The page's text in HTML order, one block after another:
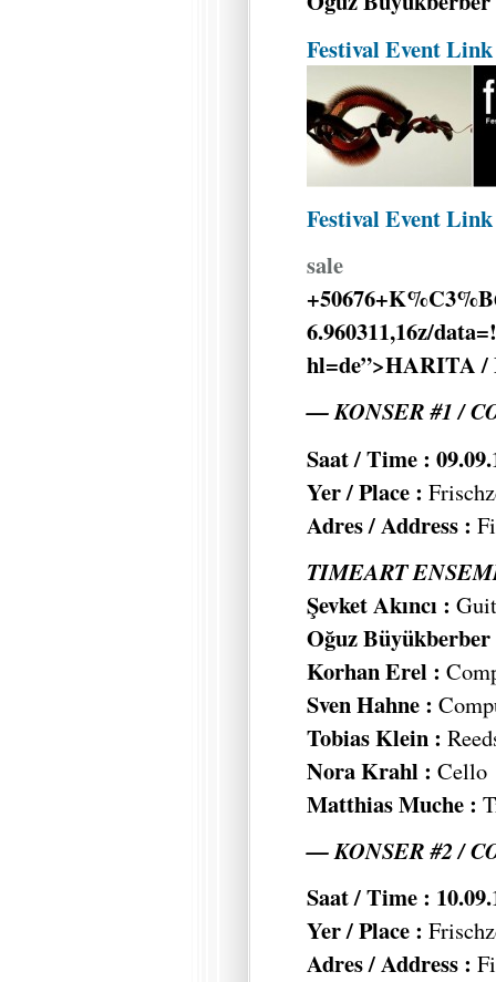
Festival Event Link
Festival Event Link
sale
6.960311,16z/
hl=de”>HARITA /
— KONSER #1 /
Saat / Time :
Yer / Place :
Adres / Address :
TIMEART
Şevket Akıncı :
Oğuz
Korhan Erel :
Sven Hahne :
Tobias Klein :
Nora Krahl : Cello
Matthias Muche :
— KONSER #2 /
Saat / Time :
Yer / Place :
Adres / Address :